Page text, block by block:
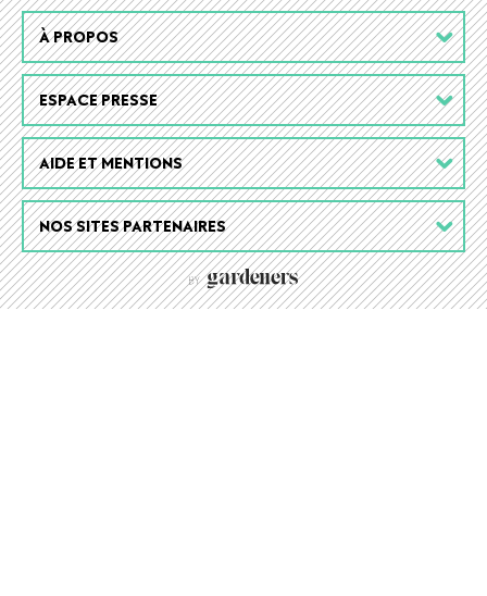
Footer
menu
À PROPOS
ESPACE PRESSE
AIDE ET MENTIONS
NOS SITES PARTENAIRES